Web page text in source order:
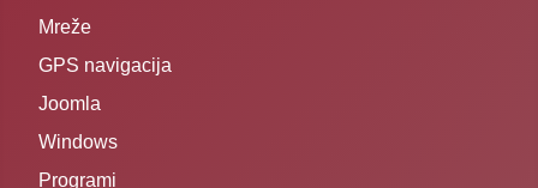
Mreže
GPS navigacija
Joomla
Windows
Programi